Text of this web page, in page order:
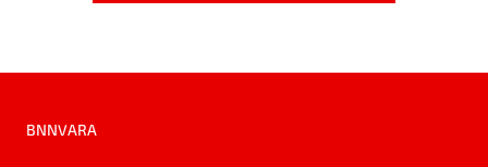
BNNVARA